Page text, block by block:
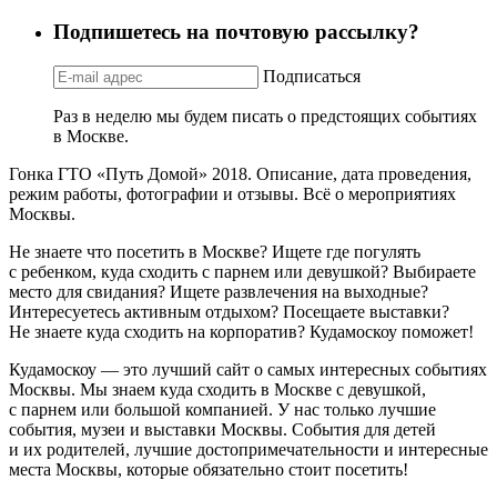
Подпишетесь на почтовую рассылку?
Подписаться
Раз в неделю мы будем писать о предстоящих событиях
в Москве.
Гонка ГТО «Путь Домой» 2018. Описание, дата проведения,
режим работы, фотографии и отзывы. Всё о мероприятиях
Москвы.
Не знаете что посетить в Москве? Ищете где погулять
с ребенком, куда сходить с парнем или девушкой? Выбираете
место для свидания? Ищете развлечения на выходные?
Интересуетесь активным отдыхом? Посещаете выставки?
Не знаете куда сходить на корпоратив? Кудамоскоу поможет!
Кудамоскоу — это лучший сайт о самых интересных событиях
Москвы. Мы знаем куда сходить в Москве с девушкой,
с парнем или большой компанией. У нас только лучшие
события, музеи и выставки Москвы. События для детей
и их родителей, лучшие достопримечательности и интересные
места Москвы, которые обязательно стоит посетить!